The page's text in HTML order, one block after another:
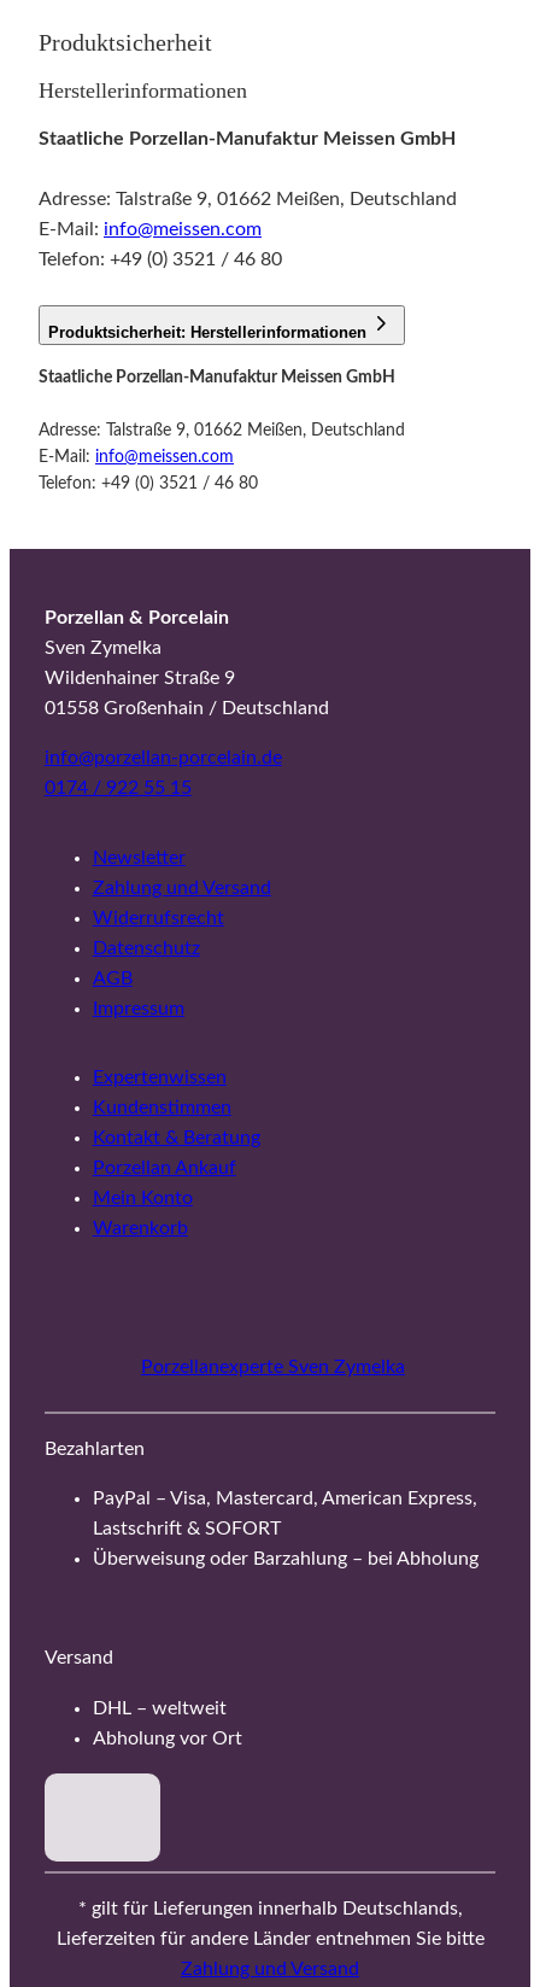
Produktsicherheit
Herstellerinformationen
Staatliche Porzellan-Manufaktur Meissen GmbH
Adresse: Talstraße 9, 01662 Meißen, Deutschland
E-Mail: info@meissen.com
Telefon: +49 (0) 3521 / 46 80
Produktsicherheit: Herstellerinformationen
Staatliche Porzellan-Manufaktur Meissen GmbH
Adresse: Talstraße 9, 01662 Meißen, Deutschland
E-Mail: info@meissen.com
Telefon: +49 (0) 3521 / 46 80
Porzellan & Porcelain
Sven Zymelka
Wildenhainer Straße 9
01558 Großenhain / Deutschland
info@porzellan-porcelain.de
0174 / 922 55 15
Newsletter
Zahlung und Versand
Widerrufsrecht
Datenschutz
AGB
Impressum
Expertenwissen
Kundenstimmen
Kontakt & Beratung
Porzellan Ankauf
Mein Konto
Warenkorb
Porzellanexperte Sven Zymelka
Bezahlarten
PayPal – Visa, Mastercard, American Express,
Lastschrift & SOFORT
Überweisung oder Barzahlung – bei Abholung
Versand
DHL – weltweit
Abholung vor Ort
* gilt für Lieferungen innerhalb Deutschlands,
Lieferzeiten für andere Länder entnehmen Sie bitte
Zahlung und Versand